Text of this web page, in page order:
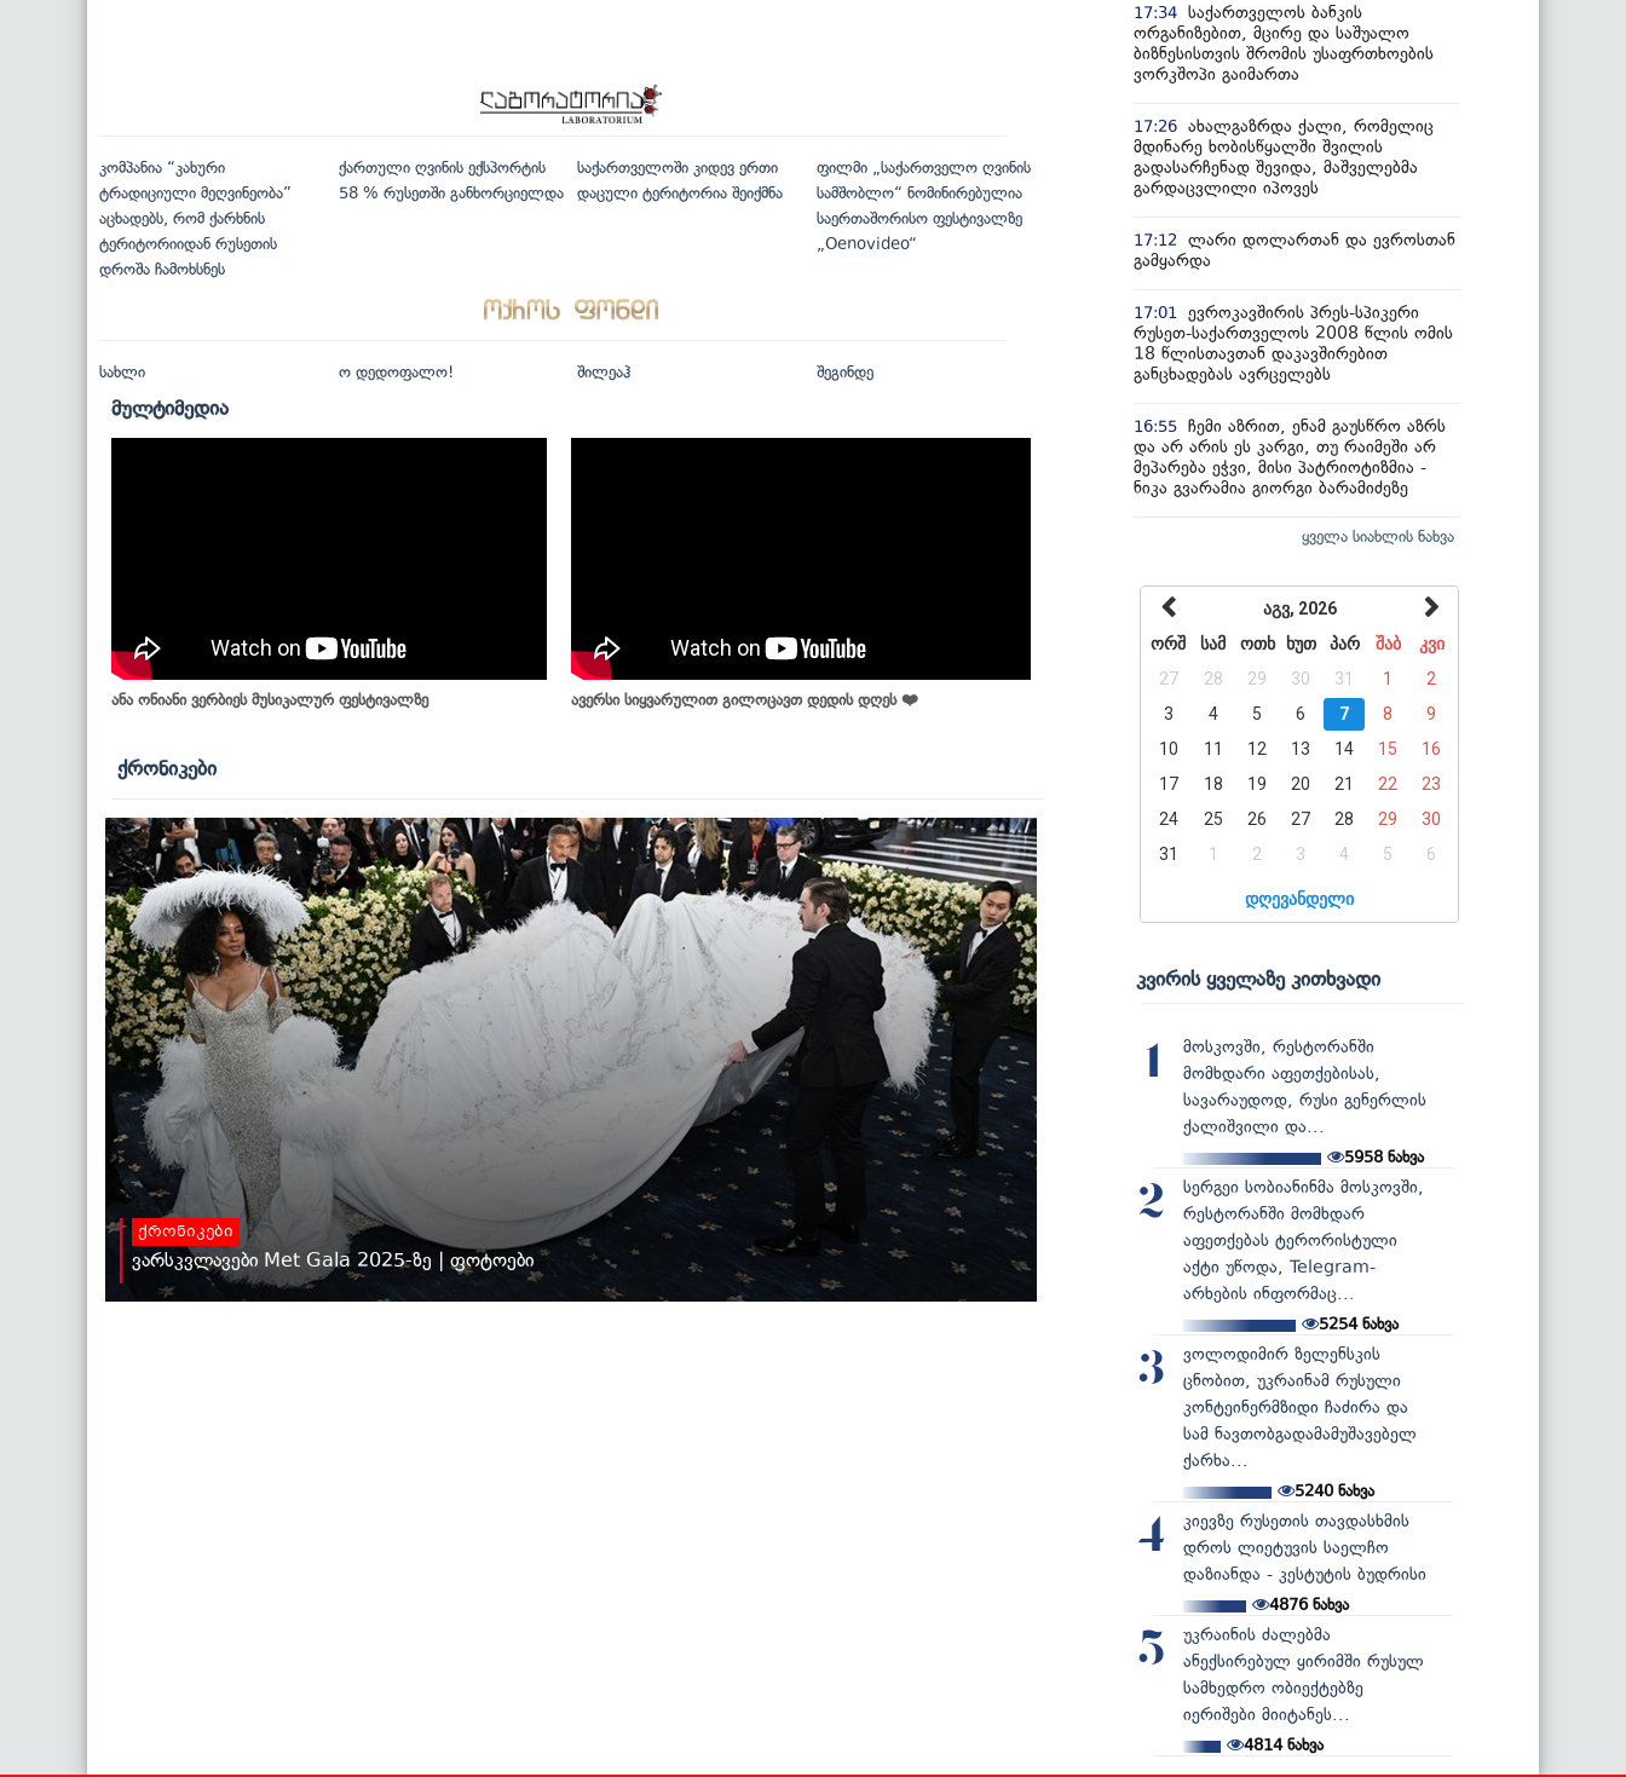
კომპანია “კახური
ტრადიციული მეღვინეობა”
აცხადებს, რომ ქარხნის
ტერიტორიიდან რუსეთის
დროშა ჩამოხსნეს
ქართული ღვინის ექსპორტის
58 % რუსეთში განხორციელდა
საქართველოში კიდევ ერთი
დაცული ტერიტორია შეიქმნა
ფილმი „საქართველო ღვინის
სამშობლო“ ნომინირებულია
საერთაშორისო ფესტივალზე
„Oenovideo“
სახლი ო დედოფალო! შილეაჰ შეგინდე
მულტიმედია
ანა ონიანი ვერბიეს მუსიკალურ ფესტივალზე ავერსი სიყვარულით გილოცავთ დედის დღეს ❤️
ქრონიკები
ქრონიკები
ვარსკვლავები Met Gala 2025-ზე | ფოტოები
17:34 საქართველოს ბანკის
ორგანიზებით, მცირე და საშუალო
ბიზნესისთვის შრომის უსაფრთხოების
ვორკშოპი გაიმართა
17:26 ახალგაზრდა ქალი, რომელიც
მდინარე ხობისწყალში შვილის
გადასარჩენად შევიდა, მაშველებმა
გარდაცვლილი იპოვეს
17:12
ლარი დოლართან და ევროსთან
გამყარდა
17:01
ევროკავშირის პრეს-სპიკერი
რუსეთ-საქართველოს 2008 წლის ომის
18 წლისთავთან დაკავშირებით
განცხადებას ავრცელებს
16:55 ჩემი აზრით, ენამ გაუსწრო აზრს
და არ არის ეს კარგი, თუ რაიმეში არ
მეპარება ეჭვი, მისი პატრიოტიზმია -
ნიკა გვარამია გიორგი ბარამიძეზე
ყველა სიახლის ნახვა
აგვ, 2026
ორშ
სამ ოთხ ხუთ პარ შაბ
კვი
27
28 29 30 31 1
2
3
4 5 6 7 8
9
10
11 12 13 14 15
16
17
18 19 20 21 22
23
24
25 26 27 28 29
30
31
1 2 3 4 5 6
დღევანდელი
კვირის ყველაზე კითხვადი
1
მოსკოვში, რესტორანში
მომხდარი აფეთქებისას,
სავარაუდოდ, რუსი გენერლის
ქალიშვილი და...
5958 ნახვა
2
სერგეი სობიანინმა მოსკოვში,
რესტორანში მომხდარ
აფეთქებას ტერორისტული
აქტი უწოდა, Telegram-
არხების ინფორმაც...
5254ნახვა
3
ვოლოდიმირ ზელენსკის
ცნობით, უკრაინამ რუსული
კონტეინერმზიდი ჩაძირა და
სამ ნავთობგადამამუშავებელ
ქარხა...
5240ნახვა
4
კიევზე რუსეთის თავდასხმის
დროს ლიეტუვის საელჩო
დაზიანდა - კესტუტის ბუდრისი
4876ნახვა
5
უკრაინის ძალებმა
ანექსირებულ ყირიმში რუსულ
სამხედრო ობიექტებზე
იერიშები მიიტანეს...
4814ნახვა